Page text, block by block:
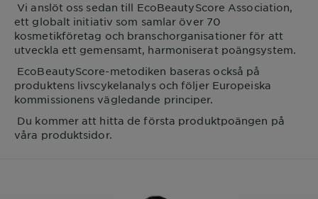
Vi anslöt oss sedan till EcoBeautyScore Association,
ett globalt initiativ som samlar över 70
kosmetikföretag och branschorganisationer för att
utveckla ett gemensamt, harmoniserat poängsystem.
EcoBeautyScore-metodiken baseras också på
produktens livscykelanalys och följer Europeiska
kommissionens vägledande principer.
Du kommer att hitta de första produktpoängen på
våra produktsidor.